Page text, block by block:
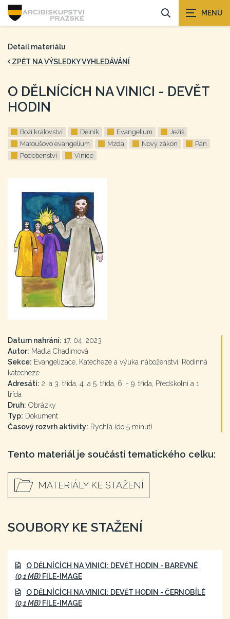
Detail materiálu
ZPĚT NA VÝSLEDKY VYHLEDÁVÁNÍ
O DĚLNÍCÍCH NA VINICI - DEVĚT
HODIN
Boží království Dělník Evangelium
Ježíš
Matoušovo evangelium
Mzda Nový zákon
Pán
Podobenství
Vinice
Datum nahrání: 17. 04. 2023
Autor: Madla Chadimová
Sekce: Evangelizace, Katecheze a výuka náboženství, Rodinná
katecheze
Adresáti: 2. a 3. třída, 4. a 5. třída, 6. - 9. třída, Předškolní a 1.
třída
Druh: Obrázky
Typ: Dokument
Časový rozvrh aktivity: Rychlá (do 5 minut)
Tento materiál je součástí tematického celku:
MATERIÁLY KE STAŽENÍ
SOUBORY KE STAŽENÍ
O DĚLNÍCÍCH NA VINICI: DEVĚT HODIN - BAREVNÉ
(0,1 MB) FILE-IMAGE
O DĚLNÍCÍCH NA VINICI: DEVĚT HODIN - ČERNOBÍLÉ
(0,1 MB) FILE-IMAGE